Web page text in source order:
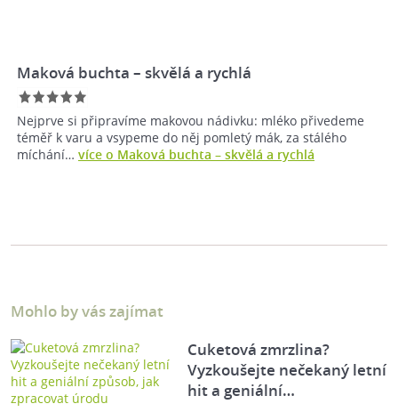
Maková buchta – skvělá a rychlá
Nejprve si připravíme makovou nádivku: mléko přivedeme
téměř k varu a vsypeme do něj pomletý mák, za stálého
míchání… více o Maková buchta – skvělá a rychlá
Mohlo by vás zajímat
Cuketová zmrzlina?
Vyzkoušejte nečekaný letní
hit a geniální…